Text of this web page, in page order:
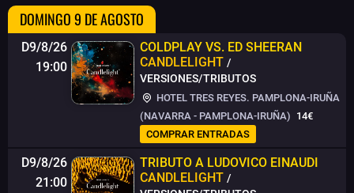
DOMINGO 9 DE AGOSTO
D9/8/26
19:00
COLDPLAY VS. ED SHEERAN
CANDLELIGHT /
VERSIONES/TRIBUTOS
HOTEL TRES REYES. PAMPLONA-IRUÑA
(NAVARRA - PAMPLONA-IRUÑA) 14€
COMPRAR ENTRADAS
D9/8/26
21:00
TRIBUTO A LUDOVICO EINAUDI
CANDLELIGHT /